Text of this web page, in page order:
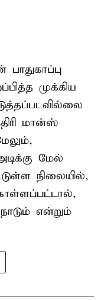
முக்கிய
மான்ஸ்
மேல்
நிலையில்,
என்றும்